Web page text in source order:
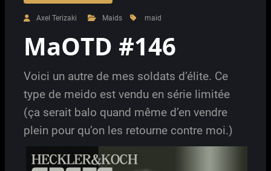
Axel Terizaki Maids maid
MaOTD #146
Voici un autre de mes soldats d’élite. Ce
type de meido est vendu en série limitée
(ça serait balo quand même d’en vendre
plein pour qu’on les retourne contre moi.)